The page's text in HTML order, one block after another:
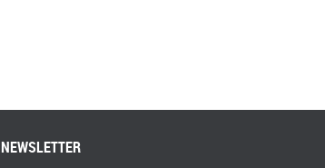
NEWSLETTER